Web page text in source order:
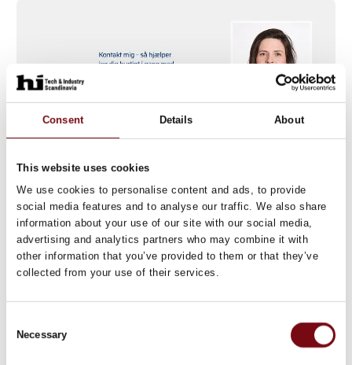
Consent Details About
This website uses cookies
We use cookies to personalise content and ads, to provide
social media features and to analyse our traffic. We also share
information about your use of our site with our social media,
advertising and analytics partners who may combine it with
other information that you’ve provided to them or that they’ve
collected from your use of their services.
Selection
Necessary
Skal du også nå det? Ansøg om
125.000 kr. til at afprøve en Global AGV!
Global AGV giver dig overblik og gør automatisering
til en beslutning, du kan stå på mål for.